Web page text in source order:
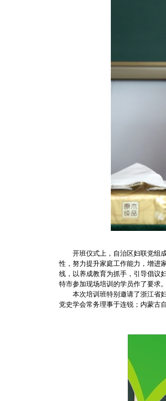
开班仪式上，自治区妇联党组
性，努力提升家庭工作能力，增进
线，以养成教育为抓手，引导倡议
特市参加现场培训的学员作了要求
本次培训班特别邀请了浙江省
党史学会常务理事于连锐；内蒙古